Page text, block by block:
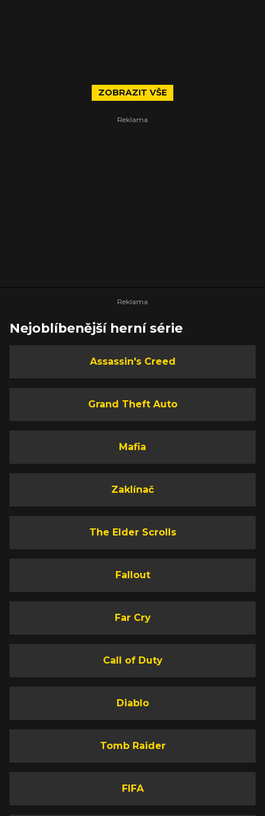
ZOBRAZIT VŠE
Nejoblíbenější herní série
Assassin's Creed
Grand Theft Auto
Mafia
Zaklínač
The Elder Scrolls
Fallout
Far Cry
Call of Duty
Diablo
Tomb Raider
FIFA